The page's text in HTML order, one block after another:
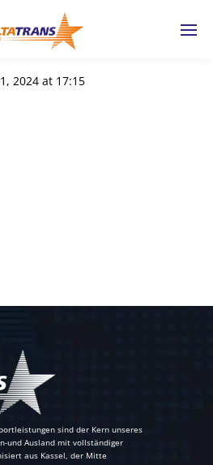
2024 at 17:15
sind der Kern unseres
und Ausland mit vollständiger
aus Kassel, der Mitte